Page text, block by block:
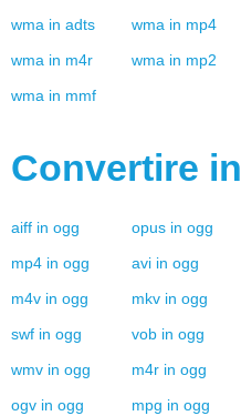
wma in adts wma in mp4
wma in m4r wma in mp2
wma in mmf
Convertire in
aiff in ogg opus in ogg
mp4 in ogg avi in ogg
m4v in ogg mkv in ogg
swf in ogg vob in ogg
wmv in ogg m4r in ogg
ogv in ogg mpg in ogg